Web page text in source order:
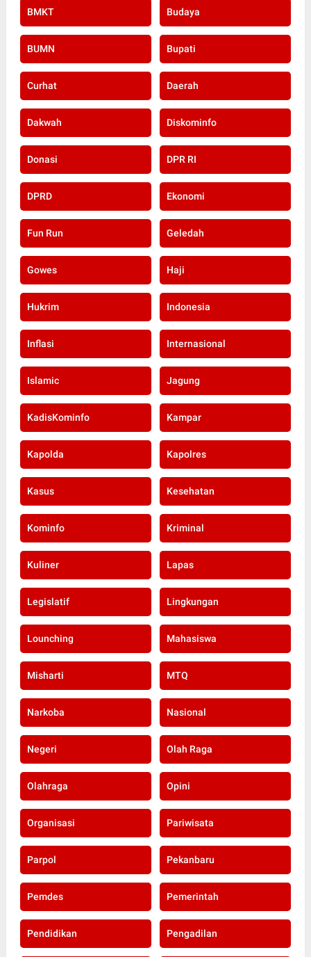
BMKT Budaya
BUMN Bupati
Curhat Daerah
Dakwah Diskominfo
Donasi DPR RI
DPRD Ekonomi
Fun Run Geledah
Gowes Haji
Hukrim Indonesia
Inflasi Internasional
Islamic Jagung
KadisKominfo Kampar
Kapolda Kapolres
Kasus Kesehatan
Kominfo Kriminal
Kuliner Lapas
Legislatif Lingkungan
Lounching Mahasiswa
Misharti MTQ
Narkoba Nasional
Negeri Olah Raga
Olahraga Opini
Organisasi Pariwisata
Parpol Pekanbaru
Pemdes Pemerintah
Pendidikan Pengadilan